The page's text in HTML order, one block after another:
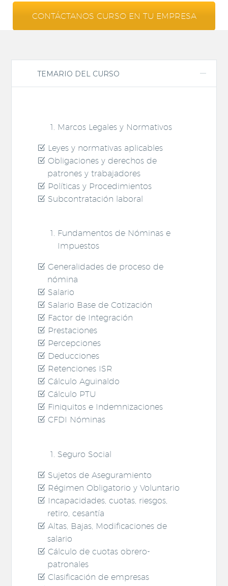
CONTÁCTANOS CURSO EN TU EMPRESA
TEMARIO DEL CURSO
Marcos Legales y Normativos
Leyes y normativas aplicables
Obligaciones y derechos de
patrones y trabajadores
Políticas y Procedimientos
Subcontratación laboral
Fundamentos de Nóminas e
Impuestos
Generalidades de proceso de
nómina
Salario
Salario Base de Cotización
Factor de Integración
Prestaciones
Percepciones
Deducciones
Retenciones ISR
Cálculo Aguinaldo
Cálculo PTU
Finiquitos e Indemnizaciones
CFDI Nóminas
Seguro Social
Sujetos de Aseguramiento
Régimen Obligatorio y Voluntario
Incapacidades, cuotas, riesgos,
retiro, cesantía
Altas, Bajas, Modificaciones de
salario
Cálculo de cuotas obrero-
patronales
Clasificación de empresas